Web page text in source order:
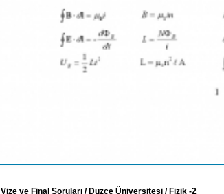
Vize ve Final Soruları /Düzce Üniversitesi /Fizik -2